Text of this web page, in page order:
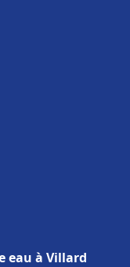
eau à Villard